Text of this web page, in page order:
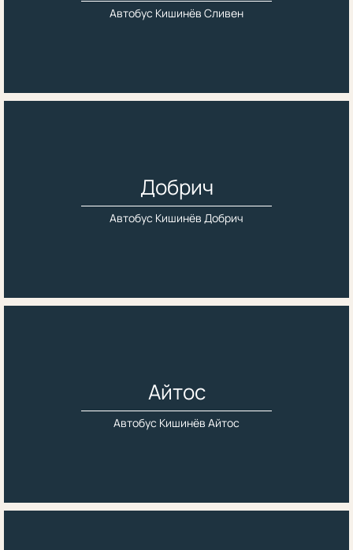
Автобус Кишинёв Сливен
Добрич
Автобус Кишинёв Добрич
Айтос
Автобус Кишинёв Айтос